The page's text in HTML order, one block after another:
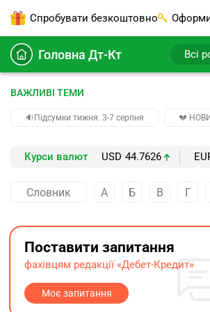
Спробувати безкоштовно
Головна Дт-Кт Всі
ВАЖЛИВІ ТЕМИ
🔉Підсумки тижня. 3-7 серпня 💔
Курси валют USD 44.7626
Словник А Б В Г
Поставити запитання
фахівцям редакції «Дебет-Кредит»
Моє запитання